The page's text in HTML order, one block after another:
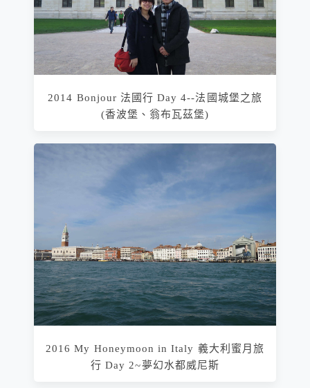
2014 Bonjour 法國行 Day 4--法國城堡之旅
(香波堡、翁布瓦茲堡)
2016 My Honeymoon in Italy 義大利蜜月旅
行 Day 2~夢幻水都威尼斯